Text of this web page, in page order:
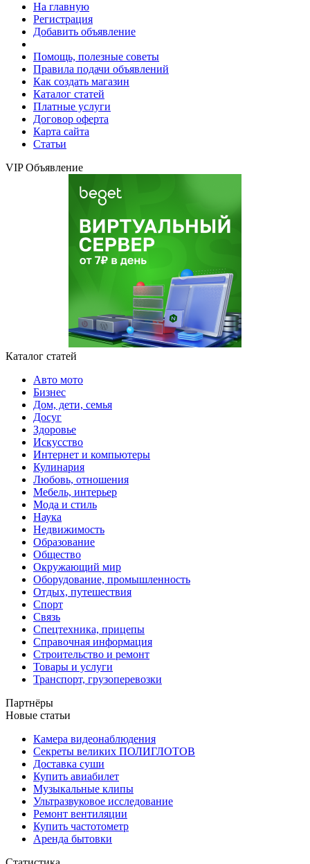
На главную
Регистрация
Добавить объявление
Помощь, полезные советы
Правила подачи объявлений
Как создать магазин
Каталог статей
Платные услуги
Договор оферта
Карта сайта
Статьи
VIP Объявление
Каталог статей
Авто мото
Бизнес
Дом, дети, семья
Досуг
Здоровье
Искусство
Интернет и компьютеры
Кулинария
Любовь, отношения
Мебель, интерьер
Мода и стиль
Наука
Недвижимость
Образование
Общество
Окружающий мир
Оборудование, промышленность
Отдых, путешествия
Спорт
Связь
Спецтехника, прицепы
Справочная информация
Строительство и ремонт
Товары и услуги
Транспорт, грузоперевозки
Партнёры
Новые статьи
Камера видеонаблюдения
Секреты великих ПОЛИГЛОТОВ
Доставка суши
Купить авиабилет
Музыкальные клипы
Ультразвуковое исследование
Ремонт вентиляции
Купить частотометр
Аренда бытовки